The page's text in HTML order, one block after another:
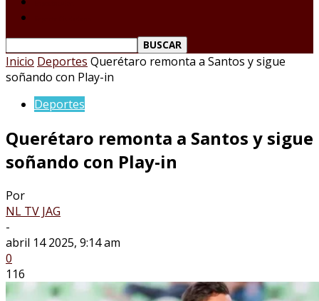
Inicio Deportes Querétaro remonta a Santos y sigue
soñando con Play-in
Deportes
Querétaro remonta a Santos y sigue
soñando con Play-in
Por
NL TV JAG
-
abril 14 2025, 9:14 am
0
116